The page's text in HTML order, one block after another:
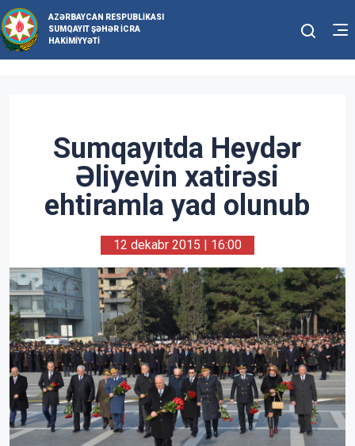
AZƏRBAYCAN RESPUBLIKASI
SUMQAYIT ŞƏHƏR İCRA
HAKIMIYYƏTI
Sumqayıtda Heydər
Əliyevin xatirəsi
ehtiramla yad olunub
12 dekabr 2015 | 16:00